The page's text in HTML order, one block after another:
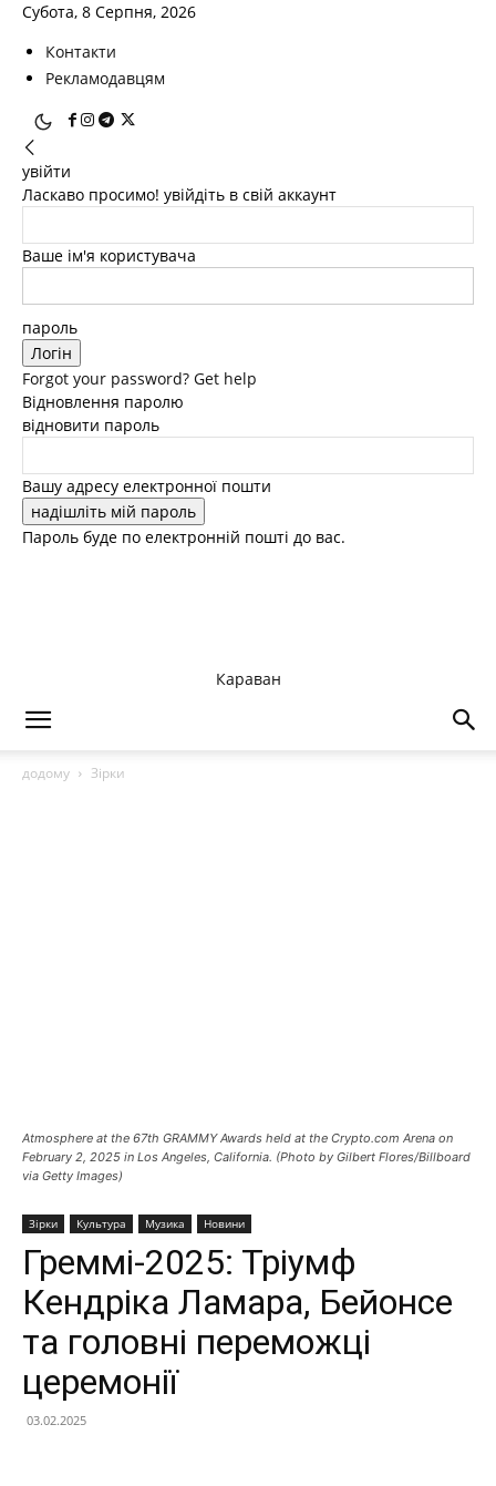
Субота, 8 Серпня, 2026
Контакти
Рекламодавцям
увійти
Ласкаво просимо! увійдіть в свій аккаунт
Ваше ім'я користувача
пароль
Forgot your password? Get help
Відновлення паролю
відновити пароль
Вашу адресу електронної пошти
Пароль буде по електронній пошті до вас.
Караван
додому Зірки
Atmosphere at the 67th GRAMMY Awards held at the Crypto.com Arena on
February 2, 2025 in Los Angeles, California. (Photo by Gilbert Flores/Billboard
via Getty Images)
Зірки Культура Музика Новини
Греммі-2025: Тріумф
Кендріка Ламара, Бейонсе
та головні переможці
церемонії
03.02.2025